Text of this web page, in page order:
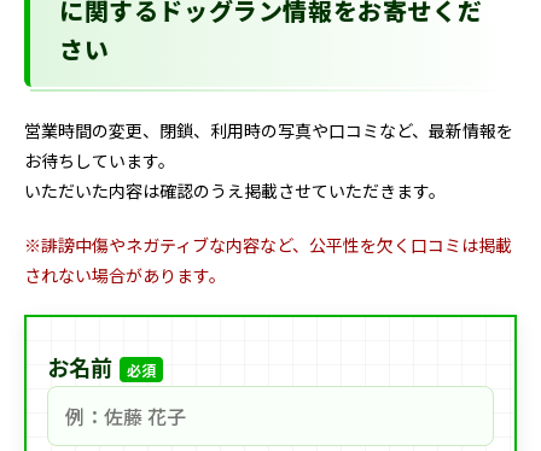
に関するドッグラン情報をお寄せくだ
さい
営業時間の変更、閉鎖、利用時の写真や口コミなど、最新情報を
お待ちしています。
いただいた内容は確認のうえ掲載させていただきます。
※誹謗中傷やネガティブな内容など、公平性を欠く口コミは掲載
されない場合があります。
お名前 必須